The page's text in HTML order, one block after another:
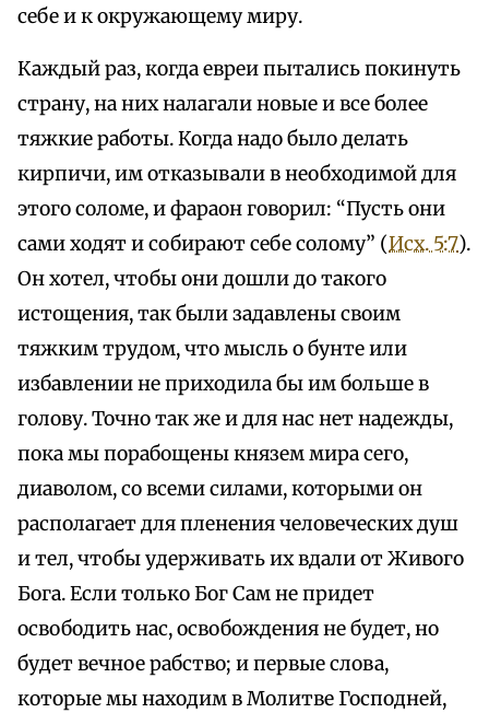
себе и к окружающему миру.
Каждый раз, когда евреи пытались покинуть
страну, на них налагали новые и все более
тяжкие работы. Когда надо было делать
кирпичи, им отказывали в необходимой для
этого соломе, и фараон говорил: “Пусть они
сами ходят и собирают себе солому” (Исх. 5:7).
Он хотел, чтобы они дошли до такого
истощения, так были задавлены своим
тяжким трудом, что мысль о бунте или
избавлении не приходила бы им больше в
голову. Точно так же и для нас нет надежды,
пока мы порабощены князем мира сего,
диаволом, со всеми силами, которыми он
располагает для пленения человеческих душ
и тел, чтобы удерживать их вдали от Живого
Бога. Если только Бог Сам не придет
освободить нас, освобождения не будет, но
будет вечное рабство; и первые слова,
которые мы находим в Молитве Господней,